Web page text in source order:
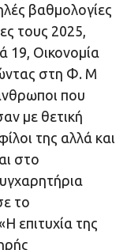
βαθμολογίες
τους 2025,
19, Οικονομία
στη Φ. Μ
που
με θετική
της αλλά και
στο
το
επιτυχία της